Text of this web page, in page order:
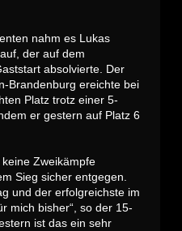
nahm es Lukas
der auf dem
absolvierte. Der
Brandenburg ereichte bei
Platz trotz einer 5-
er gestern auf Platz 6
Zweikämpfe
Sieg sicher entgegen.
und der erfolgreichste im
mich bisher“, so der 15-
ist das ein sehr